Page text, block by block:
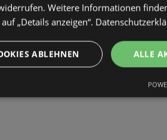
Weitere Informationen
„Details anzeigen“.
ALLE
ABLEHNEN